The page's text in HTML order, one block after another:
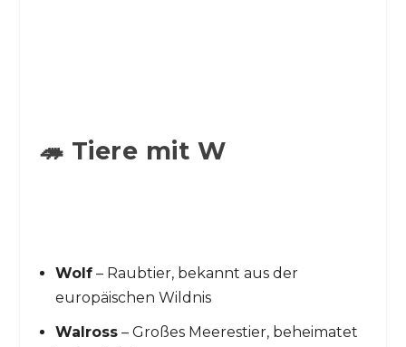
🦔 Tiere mit W
Wolf– Raubtier, bekannt aus der
europäischen Wildnis
Walross– Großes Meerestier, beheimatet